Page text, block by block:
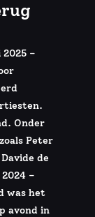
–
Onder
Peter
de
–
was het
avond in